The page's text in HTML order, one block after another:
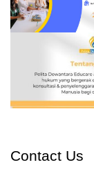
Contact Us